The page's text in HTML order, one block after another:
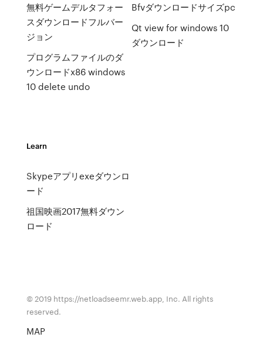
無料ゲームデルタフォー
スダウンロードフルバー
ジョン
プログラムファイルのダ
ウンロードx86 windows
10 delete undo
Bfvダウンロードサイズpc
Qt view for windows 10
ダウンロード
Learn
Skypeアプリexeダウンロ
ード
祖国映画2017無料ダウン
ロード
© 2019 https://netloadseemr.web.app, Inc. All rights
reserved.
MAP